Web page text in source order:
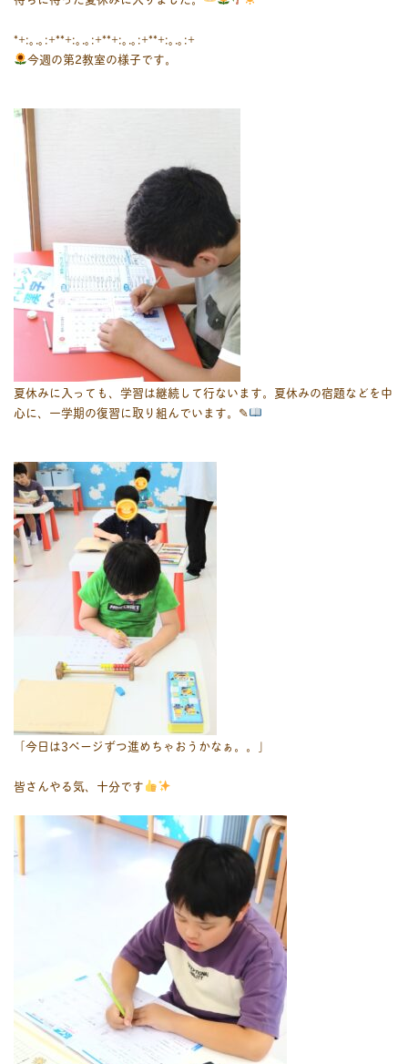
*+:｡.｡:+**+:｡.｡:+**+:｡.｡:+**+:｡.｡:+
今週の第2教室の様子です。
夏休みに入っても、学習は継続して行ないます。夏休みの宿題などを中
心に、一学期の復習に取り組んでいます。✎
「今日は3ページずつ進めちゃおうかなぁ。。」
皆さんやる気、十分です